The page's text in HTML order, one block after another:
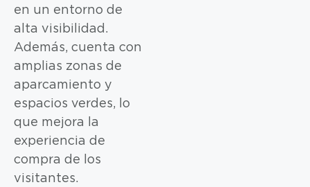
en un entorno de
alta visibilidad.
Además, cuenta con
amplias zonas de
aparcamiento y
espacios verdes, lo
que mejora la
experiencia de
compra de los
visitantes.